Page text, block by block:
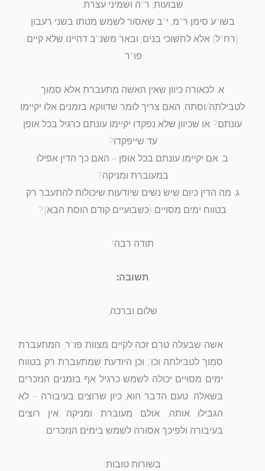
שבועות, ר"ה ושמיני עצרת.
בשו"ע סימן ר"מ, י"ב שאסור לשמש מטתו בשני רעבון
(רח"ל) אלא לחשוכי בנים, ובאר משנ"ב דהיינו שלא קיים
פו"ר.
א. לכאורה כיוון שאין האשה מתעברת אלא סמוך
לטבילתה/וסתה, האם צריך לומר שדווקא בזמנים אלו יקיימו
עונתם? או שכיוון שלא נפקדו יקיימו עונתם כרגיל בכל אופן
עד שייפקדו?
ב. אם יקיימו עונתם בכל אופן – האם כך הדין אפילו
במעוברת ומניקה?
ג. מה הדין כיום שיש נשים שיודעות שיכולות להתעבר רק
בטווח ימים מסויים (כשבועיים קודם הוסת הבא)?
תודה רבה!
תשובה:
שלום וברכה,
אשה שבעלה טרם זכה לקיים מצוות פו"ר, המתעברת
סמוך לטבילתה וכו', וכן היודעת שמתעברת רק בטווח
ימים מסויים יכולה לשמש כרגיל אף בזמנים הנזכרים
בשאלה. טעם הדבר הוא, כיון שרוצים בעיבורה – לא
הגבילו אותה. אולם מעוברת ומניקה אין רוצים
בעיבורה ולפיכך אסורה לשמש בימים הנזכרים.
בשורות טובות.